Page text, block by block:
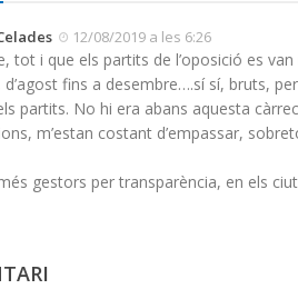
12/08/2019 a les 6:26
tot i que els partits de l’oposició es
d’agost fins a desembre….sí sí, bruts,
partits. No hi era abans aquesta
m’estan costant d’empassar,
gestors per transparència, en els